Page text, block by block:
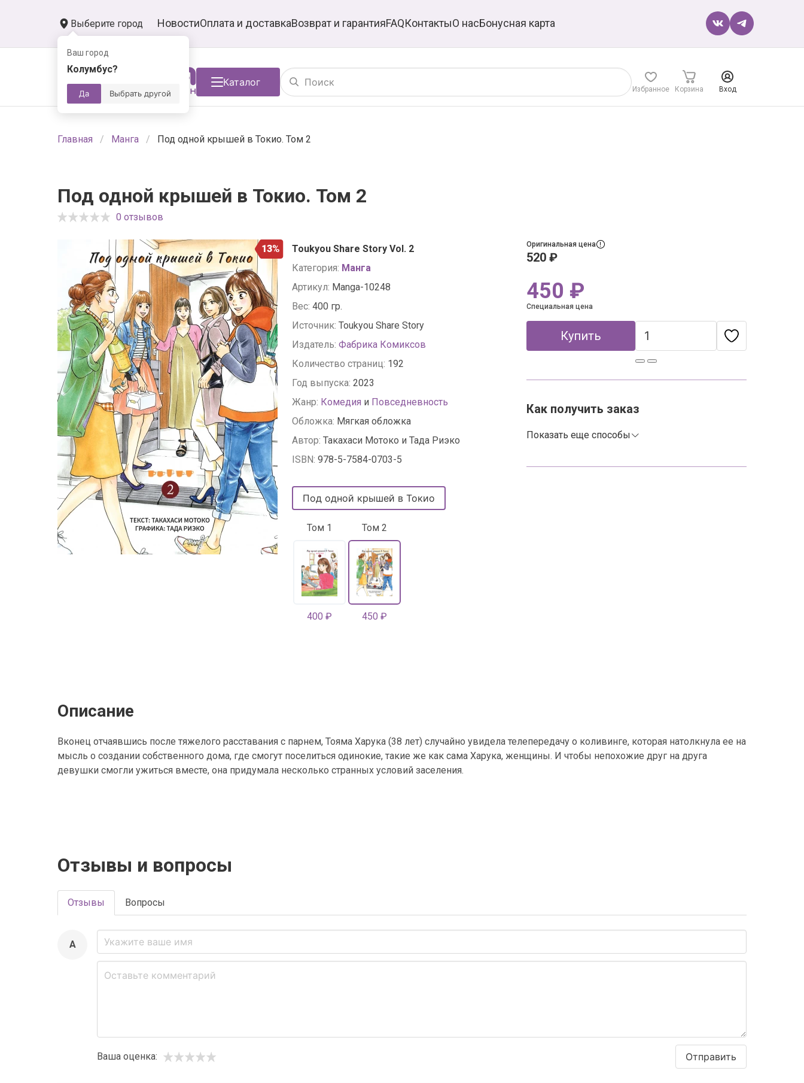
Выберите город
Ваш город
Колумбус?
Да Выбрать другой
НовостиОплата и доставкаВозврат и гарантияFAQКонтактыО насБонусная карта
Каталог
Избранное Корзина Вход
Главная Манга Под одной крышей в Токио. Том 2
Под одной крышей в Токио. Том 2
0 отзывов
13%
Toukyou Share Story Vol. 2
Категория: Манга
Артикул: Manga-10248
Вес: 400 гр.
Источник: Toukyou Share Story
Издатель: Фабрика Комиксов
Количество страниц: 192
Год выпуска: 2023
Жанр: Комедия и Повседневность
Обложка: Мягкая обложка
Автор: Такахаси Мотоко и Тада Риэко
ISBN: 978-5-7584-0703-5
Под одной крышей в Токио
Том 1
400 ₽
Том 2
450 ₽
Оригинальная цена
520 ₽
450 ₽
Специальная цена
Купить
Как получить заказ
Показать еще способы
Описание
Вконец отчаявшись после тяжелого расставания с парнем, Тояма Харука (38 лет) случайно увидела телепередачу о коливинге, которая натолкнула ее на
мысль о создании собственного дома, где смогут поселиться одинокие, такие же как сама Харука, женщины. И чтобы непохожие друг на друга
девушки смогли ужиться вместе, она придумала несколько странных условий заселения.
Отзывы и вопросы
Отзывы Вопросы
A
Ваша оценка: Отправить